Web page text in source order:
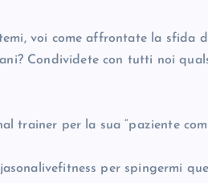
voi come affrontate la sfida
Condividete con tutti noi
trainer per la sua “paziente
per spingermi